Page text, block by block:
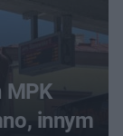
MPK
innym